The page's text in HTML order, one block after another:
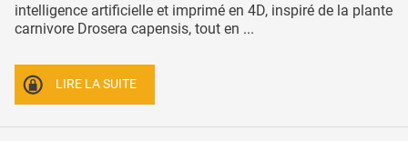
intelligence artificielle et imprimé en 4D, inspiré de la plante
carnivore Drosera capensis, tout en ...
LIRE LA SUITE